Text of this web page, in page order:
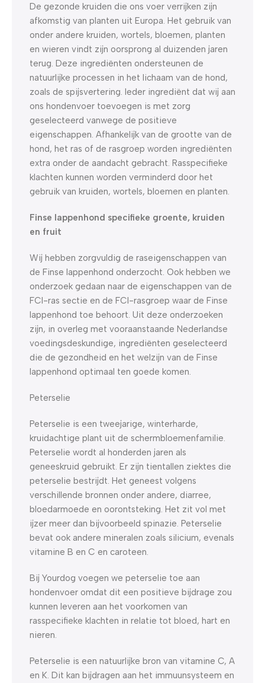
De gezonde kruiden die ons voer verrijken zijn
afkomstig van planten uit Europa. Het gebruik van
onder andere kruiden, wortels, bloemen, planten
en wieren vindt zijn oorsprong al duizenden jaren
terug. Deze ingrediënten ondersteunen de
natuurlijke processen in het lichaam van de hond,
zoals de spijsvertering. Ieder ingrediënt dat wij aan
ons hondenvoer toevoegen is met zorg
geselecteerd vanwege de positieve
eigenschappen. Afhankelijk van de grootte van de
hond, het ras of de rasgroep worden ingrediënten
extra onder de aandacht gebracht. Rasspecifieke
klachten kunnen worden verminderd door het
gebruik van kruiden, wortels, bloemen en planten.
Finse lappenhond specifieke groente, kruiden
en fruit
Wij hebben zorgvuldig de raseigenschappen van
de Finse lappenhond onderzocht. Ook hebben we
onderzoek gedaan naar de eigenschappen van de
FCI-ras sectie en de FCI-rasgroep waar de Finse
lappenhond toe behoort. Uit deze onderzoeken
zijn, in overleg met vooraanstaande Nederlandse
voedingsdeskundige, ingrediënten geselecteerd
die de gezondheid en het welzijn van de Finse
lappenhond optimaal ten goede komen.
Peterselie
Peterselie is een tweejarige, winterharde,
kruidachtige plant uit de schermbloemenfamilie.
Peterselie wordt al honderden jaren als
geneeskruid gebruikt. Er zijn tientallen ziektes die
peterselie bestrijdt. Het geneest volgens
verschillende bronnen onder andere, diarree,
bloedarmoede en oorontsteking. Het zit vol met
ijzer meer dan bijvoorbeeld spinazie. Peterselie
bevat ook andere mineralen zoals silicium, evenals
vitamine B en C en caroteen.
Bij Yourdog voegen we peterselie toe aan
hondenvoer omdat dit een positieve bijdrage zou
kunnen leveren aan het voorkomen van
rasspecifieke klachten in relatie tot bloed, hart en
nieren.
Peterselie is een natuurlijke bron van vitamine C, A
en K. Dit kan bijdragen aan het immuunsysteem en